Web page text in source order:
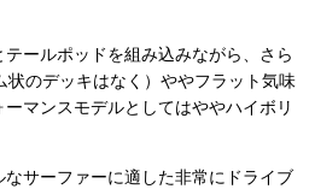
ールポッドを組み込みながら、さら
状のデッキはなく）ややフラット気味
マンスモデルとしてはややハイボリ
サーファーに適した非常にドライブ